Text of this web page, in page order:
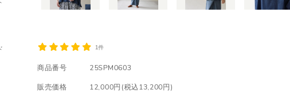
1件
商品番号
25SPM0603
販売価格
12,000円(税込13,200円)